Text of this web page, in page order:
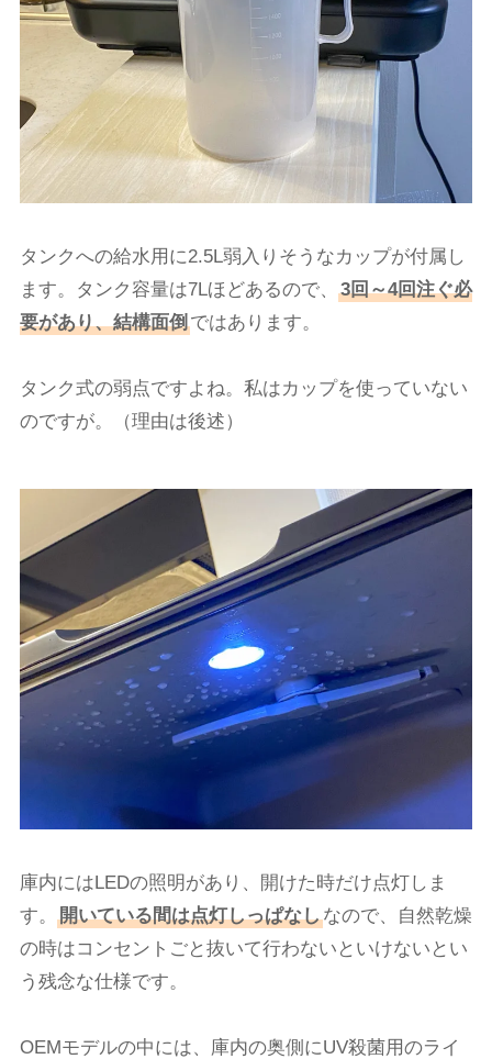
タンクへの給水用に2.5L弱入りそうなカップが付属し
ます。タンク容量は7Lほどあるので、
3回～4回注ぐ必
要があり、結構面倒ではあります。
タンク式の弱点ですよね。私はカップを使っていない
のですが。（理由は後述）
庫内にはLEDの照明があり、開けた時だけ点灯しま
す。
開いている間は点灯しっぱなしなので、自然乾燥
の時はコンセントごと抜いて行わないといけないとい
う残念な仕様です。
OEMモデルの中には、庫内の奥側にUV殺菌用のライ